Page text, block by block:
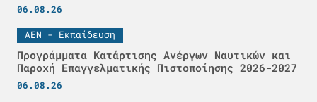
06.08.26
ΑΕΝ - Εκπαίδευση
Προγράμματα Κατάρτισης Ανέργων Ναυτικών και
Παροχή Επαγγελματικής Πιστοποίησης 2026-2027
06.08.26